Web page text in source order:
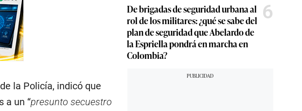
la Policía, indicó que
a un “presunto secuestro
De brigadas de seguridad urbana al
rol de los militares: ¿qué se sabe del
plan de seguridad que Abelardo de
la Espriella pondrá en marcha en
Colombia?
6